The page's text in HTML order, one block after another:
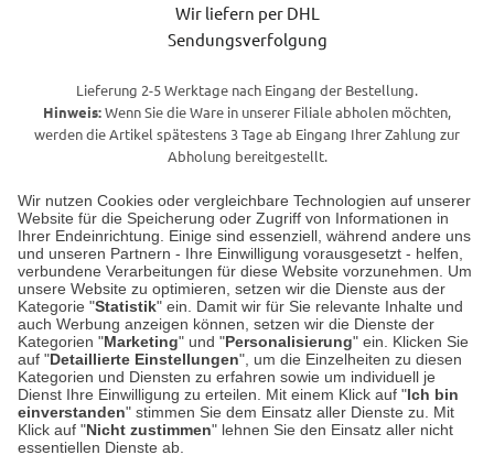
Wir nutzen Cookies oder vergleichbare Technologien auf unserer
Website für die Speicherung oder Zugriff von Informationen in
Ihrer Endeinrichtung. Einige sind essenziell, während andere uns
und unseren Partnern - Ihre Einwilligung vorausgesetzt - helfen,
verbundene Verarbeitungen für diese Website vorzunehmen. Um
unsere Website zu optimieren, setzen wir die Dienste aus der
Kategorie "Statistik" ein. Damit wir für Sie relevante Inhalte und
auch Werbung anzeigen können, setzen wir die Dienste der
Kategorien "Marketing" und "Personalisierung" ein. Klicken Sie
auf "Detaillierte Einstellungen", um die Einzelheiten zu diesen
Kategorien und Diensten zu erfahren sowie um individuell je
Dienst Ihre Einwilligung zu erteilen. Mit einem Klick auf "Ich bin
einverstanden" stimmen Sie dem Einsatz aller Dienste zu. Mit
Klick auf "Nicht zustimmen" lehnen Sie den Einsatz aller nicht
essentiellen Dienste ab.
Wir liefern per DHL
Sendungsverfolgung
Lieferung 2-5 Werktage nach Eingang der Bestellung.
Hinweis:Wenn Sie die Ware in unserer Filiale abholen möchten,
werden die Artikel spätestens 3 Tage ab Eingang Ihrer Zahlung zur
Abholung bereitgestellt.
Unser Geschäft in Meckenheim
Auf dem Steinbüchel 6
53340 Meckenheim
Montag bis Samstag 9:00 Uhr bis 18:00 Uhr
weitere Information
Hier finden Sie uns im Netz